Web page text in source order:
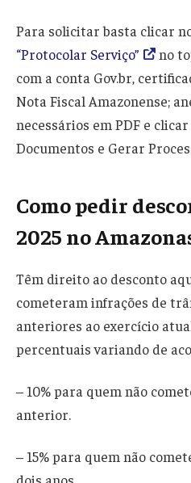
Para solicitar basta clicar
“Protocolar Serviço”
no
com a conta Gov.br,
Nota Fiscal Amazonense;
necessários em PDF e
Documentos e Gerar
Como pedir
2025 no
Têm direito ao desconto
cometeram infrações de
anteriores ao exercício
percentuais variando de
– 10% para quem não
anterior.
– 15% para quem não